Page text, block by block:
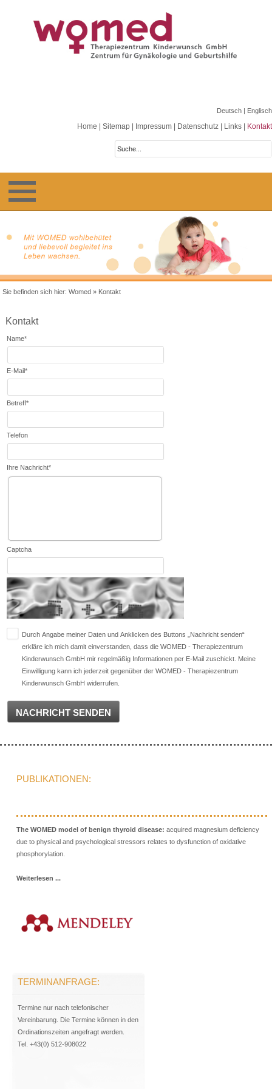
Deutsch | Englisch
Home Sitemap Impressum Datenschutz Links Kontakt
Sie befinden sich hier:Womed » Kontakt
Kontakt
Name*
E-Mail*
Betreff*
Telefon
Ihre Nachricht*
Captcha
Durch Angabe meiner Daten und Anklicken des Buttons „Nachricht senden“
erkläre ich mich damit einverstanden, dass die WOMED - Therapiezentrum
Kinderwunsch GmbH mir regelmäßig Informationen per E-Mail zuschickt. Meine
Einwilligung kann ich jederzeit gegenüber der WOMED - Therapiezentrum
Kinderwunsch GmbH widerrufen.
NACHRICHT SENDEN
PUBLIKATIONEN:
The WOMED model of benign thyroid disease:acquired magnesium deficiency
due to physical and psychological stressors relates to dysfunction of oxidative
phosphorylation.
Weiterlesen ...
TERMINANFRAGE:
Termine nur nach telefonischer
Vereinbarung. Die Termine können in den
Ordinationszeiten angefragt werden.
Tel. +43(0) 512-908022